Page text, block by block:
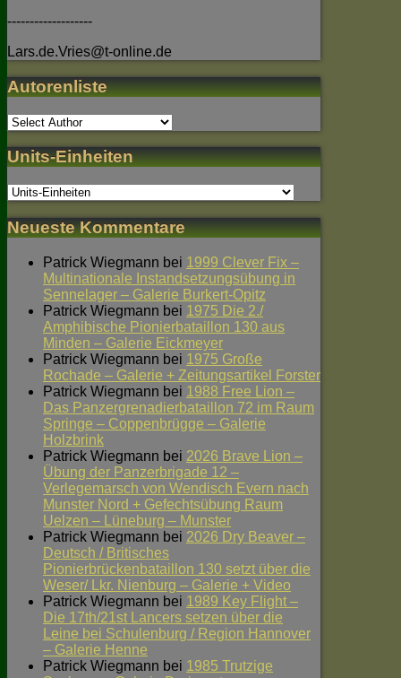
-------------------
Lars.de.Vries@t-online.de
Autorenliste
Units-Einheiten
Neueste Kommentare
Patrick Wiegmann bei 1999 Clever Fix –
Multinationale Instandsetzungsübung in
Sennelager – Galerie Burkert-Opitz
Patrick Wiegmann bei 1975 Die 2./
Amphibische Pionierbataillon 130 aus
Minden – Galerie Eickmeyer
Patrick Wiegmann bei 1975 Große
Rochade – Galerie + Zeitungsartikel Forster
Patrick Wiegmann bei 1988 Free Lion –
Das Panzergrenadierbataillon 72 im Raum
Springe – Coppenbrügge – Galerie
Holzbrink
Patrick Wiegmann bei 2026 Brave Lion –
Übung der Panzerbrigade 12 –
Verlegemarsch von Wendisch Evern nach
Munster Nord + Gefechtsübung Raum
Uelzen – Lüneburg – Munster
Patrick Wiegmann bei 2026 Dry Beaver –
Deutsch / Britisches
Pionierbrückenbataillon 130 setzt über die
Weser/ Lkr. Nienburg – Galerie + Video
Patrick Wiegmann bei 1989 Key Flight –
Die 17th/21st Lancers setzen über die
Leine bei Schulenburg / Region Hannover
– Galerie Henne
Patrick Wiegmann bei 1985 Trutzige